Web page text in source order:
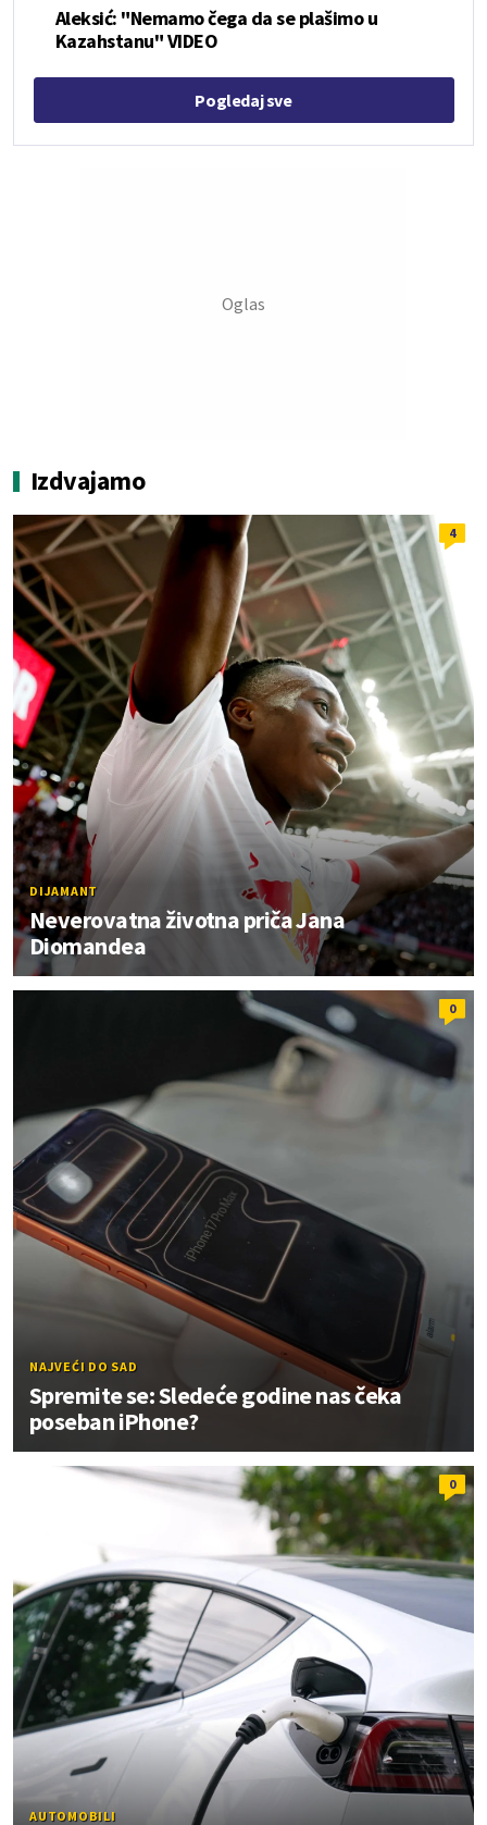
Aleksić: "Nemamo čega da se plašimo u
Kazahstanu" VIDEO
Pogledaj sve
Izdvajamo
4
DIJAMANT
Neverovatna životna priča Jana
Diomandea
0
NAJVEĆI DO SAD
Spremite se: Sledeće godine nas čeka
poseban iPhone?
0
AUTOMOBILI